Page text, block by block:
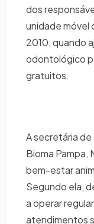
dos
unidade móvel
2010, quando
odontológico
gratuitos.
A secretária
Bioma Pampa,
bem-estar
Segundo ela,
a operar
atendimentos